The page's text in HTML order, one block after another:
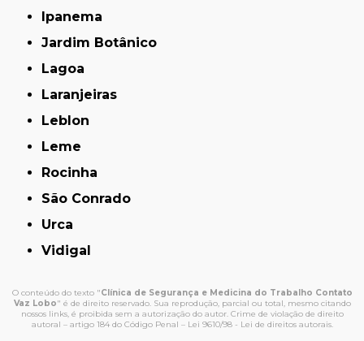
Ipanema
Jardim Botânico
Lagoa
Laranjeiras
Leblon
Leme
Rocinha
São Conrado
Urca
Vidigal
O conteúdo do texto "Clínica de Segurança e Medicina do Trabalho Contato
Vaz Lobo" é de direito reservado. Sua reprodução, parcial ou total, mesmo citando
nossos links, é proibida sem a autorização do autor. Crime de violação de direito
autoral – artigo 184 do Código Penal – Lei 9610/98 - Lei de direitos autorais.